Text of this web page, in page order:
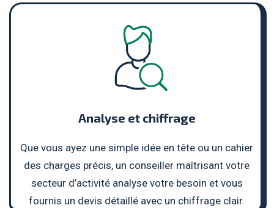
Analyse et chiffrage
Que vous ayez une simple idée en tête ou un cahier
des charges précis, un conseiller maîtrisant votre
secteur d’activité analyse votre besoin et vous
fournis un devis détaillé avec un chiffrage clair.